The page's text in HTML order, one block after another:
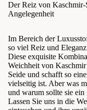
Der Reiz von
Angelegenheit
Im Bereich der
so viel Reiz und
Diese exquisite
Weichheit von
Seide und schafft so
vielseitig ist. Aber was
und warum sollte sie ein
Lassen Sie uns in die